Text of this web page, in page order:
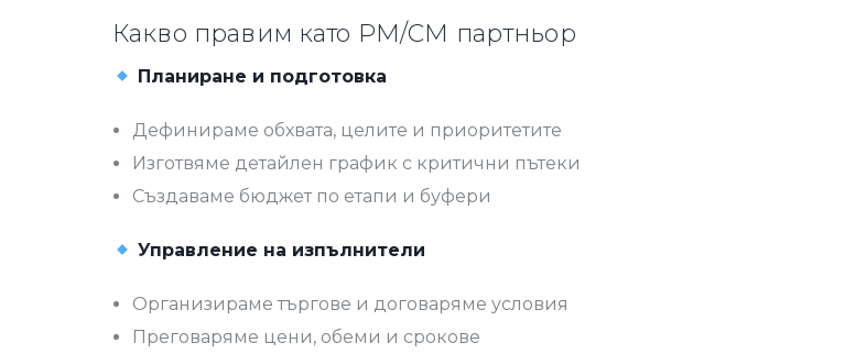
Какво правим като PM/CM партньор
Планиране и подготовка
Дефинираме обхвата, целите и приоритетите
Изготвяме детайлен график с критични пътеки
Създаваме бюджет по етапи и буфери
Управление на изпълнители
Организираме търгове и договаряме условия
Преговаряме цени, обеми и срокове